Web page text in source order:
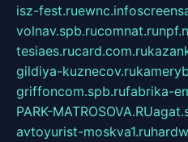
isz-fest.ruewnc.info
volnav.spb.rucomnat.ru
tesiaes.rucard.com.ru
gildiya-kuznecov.ru
griffoncom.spb.rufabrika-
PARK-MATROSOVA.RU
avtoyurist-moskva1.ru